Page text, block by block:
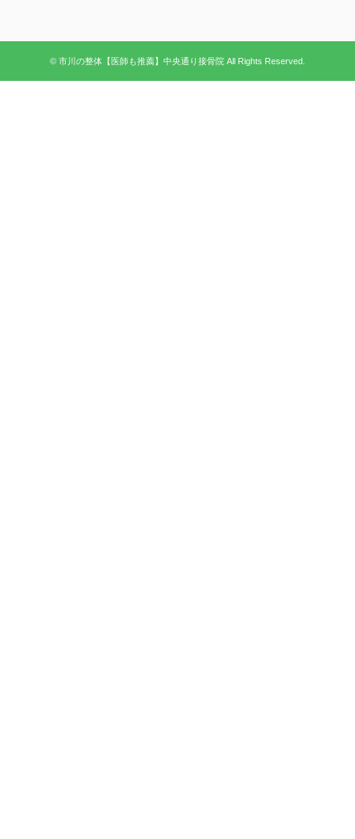
© 市川の整体【医師も推薦】中央通り接骨院 All Rights Reserved.